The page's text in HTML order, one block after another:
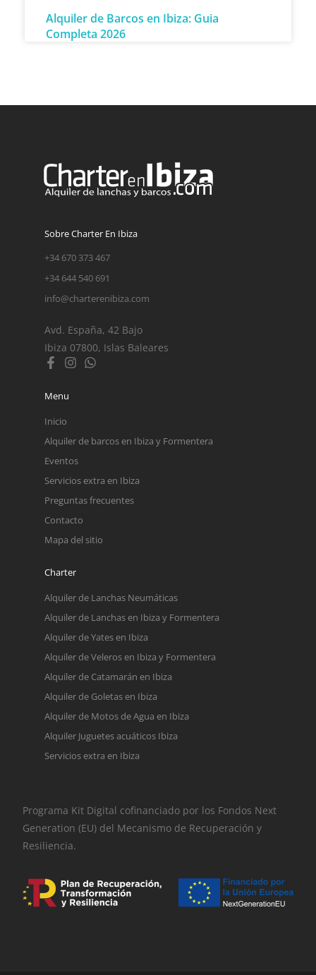
Alquiler de Barcos en Ibiza: Guia
Completa 2026
Sobre Charter En Ibiza
+34 670 373 467
+34 644 540 691
info@charterenibiza.com
Avd. España, 42 Bajo
Ibiza 07800, Islas Baleares
Menu
Inicio
Alquiler de barcos en Ibiza y Formentera
Eventos
Servicios extra en Ibiza
Preguntas frecuentes
Contacto
Mapa del sitio
Charter
Alquiler de Lanchas Neumáticas
Alquiler de Lanchas en Ibiza y Formentera
Alquiler de Yates en Ibiza
Alquiler de Veleros en Ibiza y Formentera
Alquiler de Catamarán en Ibiza
Alquiler de Goletas en Ibiza
Alquiler de Motos de Agua en Ibiza
Alquiler Juguetes acuáticos Ibiza
Servicios extra en Ibiza
Programa Kit Digital cofinanciado por los Fondos Next
Generation (EU) del Mecanismo de Recuperación y
Resiliencia.